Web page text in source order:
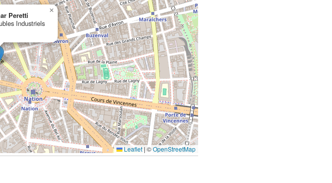
Peretti
Industriels
×
Leaflet | ©OpenStreetMap